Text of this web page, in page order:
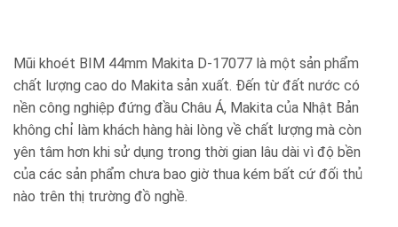
Mũi khoét BIM 44mm Makita D-17077 là một sản phẩm
chất lượng cao do Makita sản xuất. Đến từ đất nước có
nền công nghiệp đứng đầu Châu Á, Makita của Nhật Bản
không chỉ làm khách hàng hài lòng về chất lượng mà còn
yên tâm hơn khi sử dụng trong thời gian lâu dài vì độ bền
của các sản phẩm chưa bao giờ thua kém bất cứ đối thủ
nào trên thị trường đồ nghề.